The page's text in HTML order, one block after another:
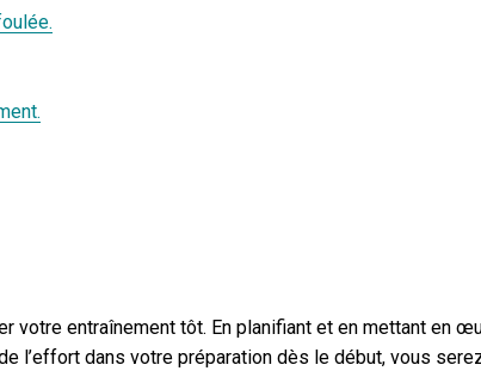
entraînement tôt. En planifiant et en mettant en
dans votre préparation dès le début, vous